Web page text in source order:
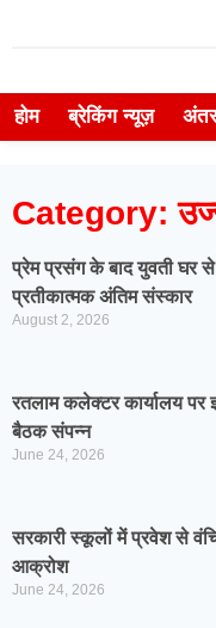
होम ब्रेकिंग न्यूज़
Category:
प्रेम प्रसंग के बाद युवती घर से
प्रतीकात्मक अंतिम संस्कार
August 2, 2026
रतलाम कलेक्टर कार्यालय पर
बैठक संपन्न
June 24, 2026
सरकारी स्कूलों में प्रवेश से
आक्रोश
June 24, 2026